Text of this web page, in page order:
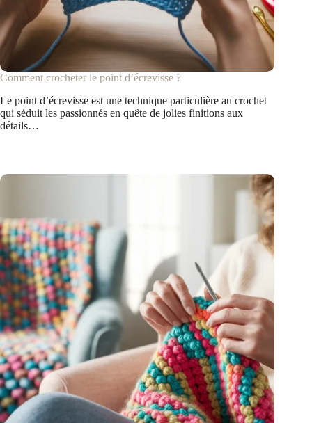
Comment crocheter le point d’écrevisse ?
Le point d’écrevisse est une technique particulière au crochet
qui séduit les passionnés en quête de jolies finitions aux
détails…